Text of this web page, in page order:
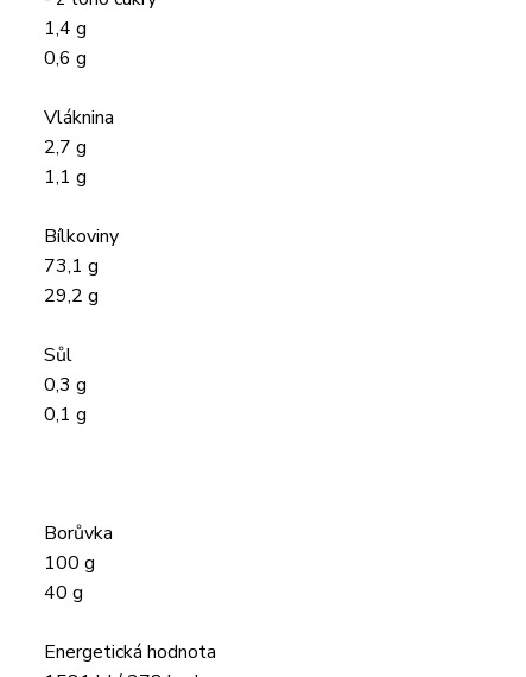
1,4 g
0,6 g
Vláknina
2,7 g
1,1 g
Bílkoviny
73,1 g
29,2 g
Sůl
0,3 g
0,1 g
Borůvka
100 g
40 g
Energetická hodnota